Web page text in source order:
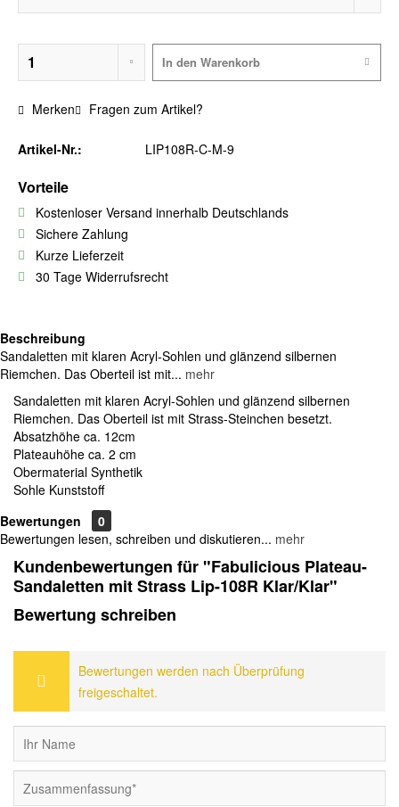
In den Warenkorb
Merken Fragen zum Artikel?
Artikel-Nr.: LIP108R-C-M-9
Vorteile
Kostenloser Versand innerhalb Deutschlands
Sichere Zahlung
Kurze Lieferzeit
30 Tage Widerrufsrecht
Beschreibung
Sandaletten mit klaren Acryl-Sohlen und glänzend silbernen
Riemchen. Das Oberteil ist mit... mehr
Sandaletten mit klaren Acryl-Sohlen und glänzend silbernen
Riemchen. Das Oberteil ist mit Strass-Steinchen besetzt.
Absatzhöhe ca. 12cm
Plateauhöhe ca. 2 cm
Obermaterial Synthetik
Sohle Kunststoff
Bewertungen
0
Bewertungen lesen, schreiben und diskutieren... mehr
Kundenbewertungen für "Fabulicious Plateau-
Sandaletten mit Strass Lip-108R Klar/Klar"
Bewertung schreiben
Bewertungen werden nach Überprüfung
freigeschaltet.